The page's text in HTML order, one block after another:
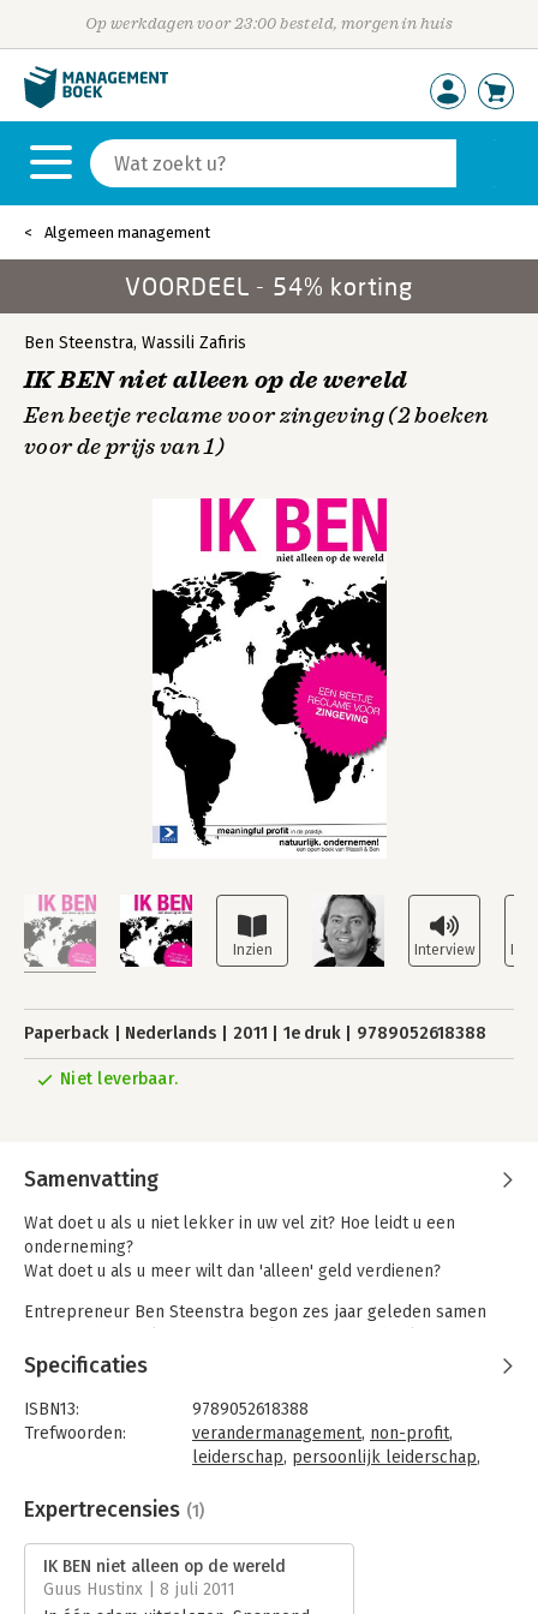
Op werkdagen voor 23:00 besteld, morgen in huis
Algemeen management
VOORDEEL - 54% korting
Ben Steenstra, Wassili Zafiris
IK BEN niet alleen op de wereld
Een beetje reclame voor zingeving (2 boeken
voor de prijs van 1)
Paperback Nederlands 2011 1e druk 9789052618388
Niet leverbaar.
Samenvatting
Wat doet u als u niet lekker in uw vel zit? Hoe leidt u een
onderneming?
Wat doet u als u meer wilt dan 'alleen' geld verdienen?
Entrepreneur Ben Steenstra begon zes jaar geleden samen
veranderde van een 'reclamelul' in een betekenisvol
ondernemer. Openhartig en meeslepend beschrijft Ben het
verloop van zijn transformatie; de weerstand, blunders,
geboekte successen, provocerende coachsessies en
confrontaties met zichzelf en zijn medewerkers. Dit in
Wassili maken 'IK BEN niet alleen op de wereld' tot een
bijzonder, lekker leesbaar boek over ondernemen en
persoonlijke ontwikkeling in deze tijd van crisis.
Het boek biedt inspiratie op veel gebieden, waaronder:
Specificaties
ISBN13:
9789052618388
Trefwoorden:
verandermanagement, non-profit,
leiderschap, persoonlijk leiderschap,
zingeving
Bindwijze:
paperback
Aantal pagina's:
227
Uitgever:
BIM Media BV
Expertrecensies (1)
IK BEN niet alleen op de wereld
Guus Hustinx | 8 juli 2011